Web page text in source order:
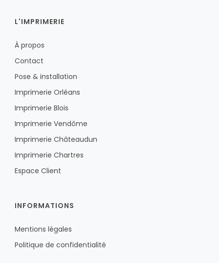
L'IMPRIMERIE
À propos
Contact
Pose & installation
Imprimerie Orléans
Imprimerie Blois
Imprimerie Vendôme
Imprimerie Châteaudun
Imprimerie Chartres
Espace Client
INFORMATIONS
Mentions légales
Politique de confidentialité